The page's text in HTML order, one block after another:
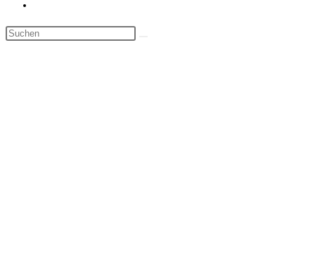
umschalten